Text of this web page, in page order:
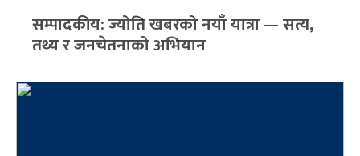
सम्पादकीय: ज्योति खबरको नयाँ यात्रा — सत्य,
तथ्य र जनचेतनाको अभियान